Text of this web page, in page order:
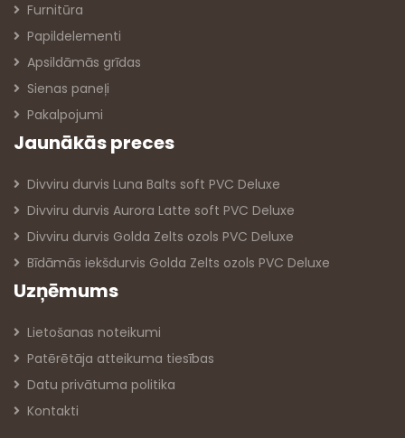
Furnitūra
Papildelementi
Apsildāmās grīdas
Sienas paneļi
Pakalpojumi
Jaunākās preces
Divviru durvis Luna Balts soft PVC Deluxe
Divviru durvis Aurora Latte soft PVC Deluxe
Divviru durvis Golda Zelts ozols PVC Deluxe
Bīdāmās iekšdurvis Golda Zelts ozols PVC Deluxe
Uzņēmums
Lietošanas noteikumi
Patērētāja atteikuma tiesības
Datu privātuma politika
Kontakti